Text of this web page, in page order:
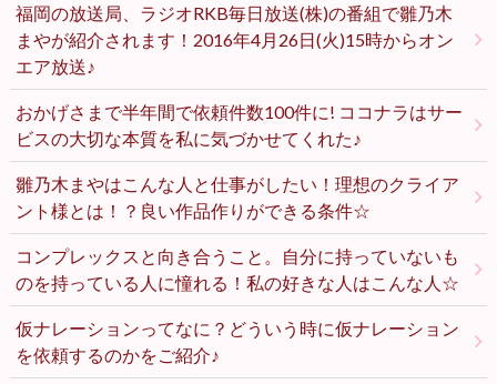
福岡の放送局、ラジオRKB毎日放送(株)の番組で雛乃木
まやが紹介されます！2016年4月26日(火)15時からオン
エア放送♪
おかげさまで半年間で依頼件数100件に! ココナラはサー
ビスの大切な本質を私に気づかせてくれた♪
雛乃木まやはこんな人と仕事がしたい！理想のクライア
ント様とは！？良い作品作りができる条件☆
コンプレックスと向き合うこと。自分に持っていないも
のを持っている人に憧れる！私の好きな人はこんな人☆
仮ナレーションってなに？どういう時に仮ナレーション
を依頼するのかをご紹介♪